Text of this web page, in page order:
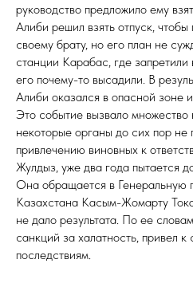
руководство предложило ему
Алиби решил взять отпуск,
своему брату, но его план не
станции Карабас, где
его почему-то высадили. В
Алиби оказался в опасной зоне
Это событие вызвало множество
некоторые органы до сих пор не
привлечению виновных к
Жулдыз, уже два года пытается
Она обращается в Генеральную
Казахстана Касым-Жомарту
не дало результата. По ее
санкций за халатность, привел
последствиям.